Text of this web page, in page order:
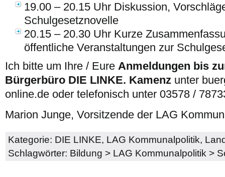
19.00 – 20.15 Uhr Diskussion,
Schulgesetznovelle
20.15 – 20.30 Uhr Kurze
öffentliche Veranstaltungen zur
Ich bitte um Ihre / Eure Anmeldungen bis
Bürgerbüro DIE LINKE. Kamenz unter
online.de oder telefonisch unter 03578 /
Marion Junge, Vorsitzende der LAG
Kategorie: DIE LINKE, LAG Kommunalpolitik,
Schlagwörter: Bildung > LAG Kommunalpolitik >